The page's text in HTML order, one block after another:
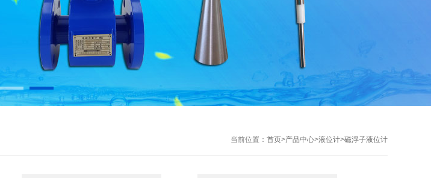
当前位置： 首页>产品中心>液位计>磁浮子液位计